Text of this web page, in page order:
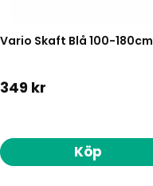
Vario Skaft Blå 100-180cm
349 kr
Köp